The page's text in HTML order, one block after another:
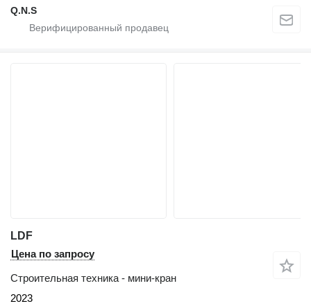
Q.N.S
LDF
Цена по запросу
Строительная техника - мини-кран
2023